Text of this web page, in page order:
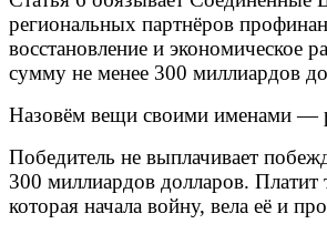
региональных партнёров
восстановление и экономическое
сумму не менее 300 миллиардов
Назовём вещи своими именами —
Победитель не выплачивает
300 миллиардов долларов. Платит
которая начала войну, вела её и